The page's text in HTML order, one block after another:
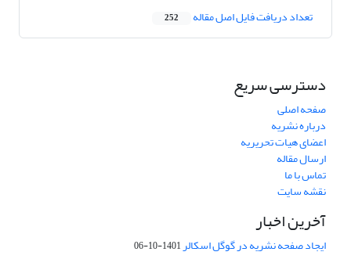
تعداد دریافت فایل اصل مقاله 252
دسترسی سریع
صفحه اصلی
درباره نشریه
اعضای هیات تحریریه
ارسال مقاله
تماس با ما
نقشه سایت
آخرین اخبار
ایجاد صفحه نشریه در گوگل اسکالر1401-10-06